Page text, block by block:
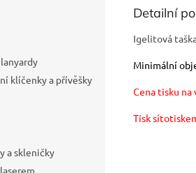
klíčenky a přívěšky
a skleničky
Detailní
Igelitová
Minimální
Cena tisku
Tisk